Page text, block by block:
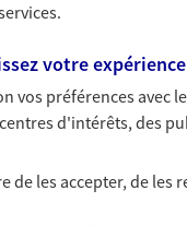
votre expérience
vos préférences avec
d'intérêts, des
de les accepter, de